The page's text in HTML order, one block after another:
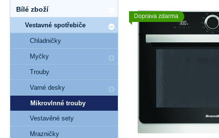
Doprava zdarma
Bílé zboží
Vestavné spotřebiče
Chladničky
Myčky
Trouby
Varné desky
Mikrovlnné trouby
Vestavěné sety
Mrazničky